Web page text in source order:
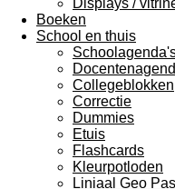
Displays /
Boeken
School en thuis
Collegeblokken
Correctie
Dummies
Etuis
Flashcards
Kleurpotloden
Liniaal Geo